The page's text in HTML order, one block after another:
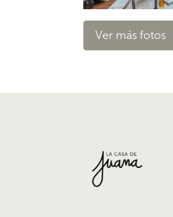
Ver más fotos